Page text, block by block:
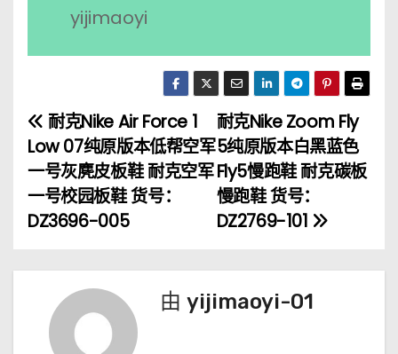
yijimaoyi
文
章
导
耐克Nike Zoom Fly
5纯原版本白黑蓝色
Fly5慢跑鞋 耐克碳板
慢跑鞋 货号：
DZ2769-101
耐克Nike Air Force 1
Low 07纯原版本低帮空军
一号灰麂皮板鞋 耐克空军
一号校园板鞋 货号：
DZ3696-005
由 yijimaoyi-01